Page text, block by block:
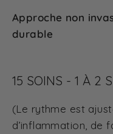
Approche non
durable
15 SOINS - 1 À 2
(Le rythme est
d’inflammation, de